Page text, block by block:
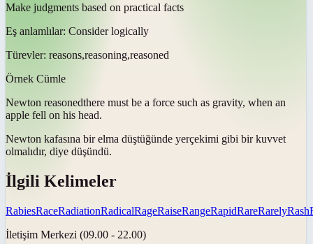
Make judgments based on practical facts
Eş anlamlılar: Consider logically
Türevler: reasons,reasoning,reasoned
Örnek Cümle
Newton reasonedthere must be a force such as gravity, when an
apple fell on his head.
Newton kafasına bir elma düştüğünde yerçekimi gibi bir kuvvet
olmalıdır, diye düşündü.
İlgili Kelimeler
RabiesRaceRadiationRadicalRageRaiseRangeRapidRareRarelyRash
İletişim Merkezi (09.00 - 22.00)